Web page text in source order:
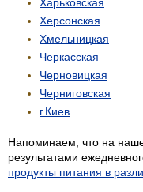
Херсонская
Хмельницкая
Черкасская
Черновицкая
Черниговская
г.Киев
Напоминаем, что на
результатами
продукты питания в